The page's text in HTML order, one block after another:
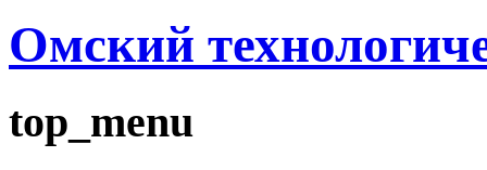
Омский
top_menu